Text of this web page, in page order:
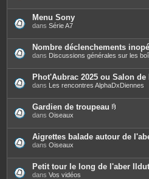
Menu Sony
dans Série A7
Nombre déclenchements
dans Discussions générales sur les
Phot'Aubrac 2025 ou Salon de
dans Les rencontres AlphaDxDiennes
Gardien de troupeau
è
c
j
o
i
dans Oiseaux
Aigrettes balade autour de
dans Oiseaux
Petit tour le long de l'aber
dans Vos vidéos